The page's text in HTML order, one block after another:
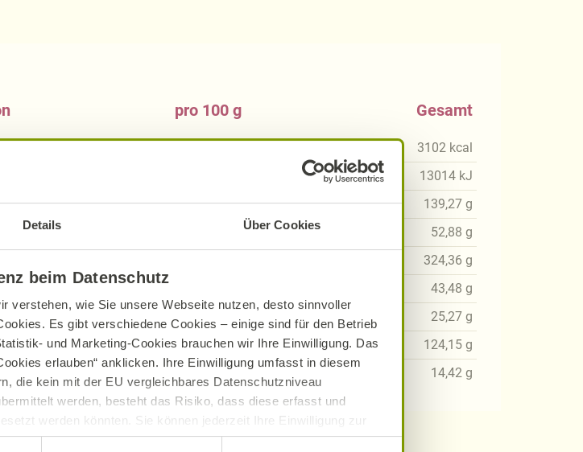
Details Über Cookies
beim Datenschutz
verstehen, wie Sie unsere Webseite nutzen, desto sinnvoller
Es gibt verschiedene Cookies – einige sind für den Betrieb
und Marketing-Cookies brauchen wir Ihre Einwilligung. Das
erlauben“ anklicken. Ihre Einwilligung umfasst in diesem
die kein mit der EU vergleichbares Datenschutzniveau
werden, besteht das Risiko, dass diese erfasst und
werden könnten. Sie können jederzeit Ihre Einwilligung zur
deaktivieren. Ausführliche Informationen finden Sie in unserer
g
g
pro 100 g
10,53g
g
9,39 g
1,09
Gesamt
3102 kcal
13014 kJ
139,27 g
52,88 g
324,36 g
43,48 g
25,27 g
124,15 g
14,42 g